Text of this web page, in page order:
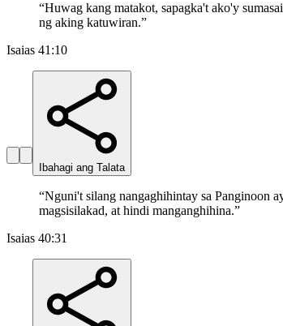
“Huwag kang matakot, sapagka't ako'y
ng aking katuwiran.”
Isaias 41:10
Ibahagi ang Talata
“Nguni't silang nangaghihintay sa Panginoon
magsisilakad, at hindi manganghihina.”
Isaias 40:31